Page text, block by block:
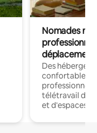
Nomades
déplacement
Des
confortables
professionnels
télétravail
et d'espaces